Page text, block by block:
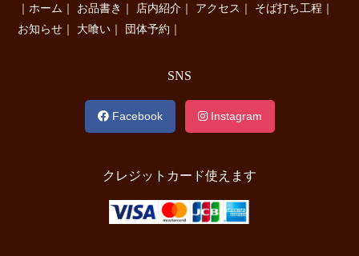
｜ ホーム ｜ お品書き ｜ 店内紹介 ｜ アクセス ｜ そば打ち工程 ｜
お知らせ ｜ 大喰い ｜ 団体予約 ｜
SNS
Facebook Instagram
クレジットカード使えます